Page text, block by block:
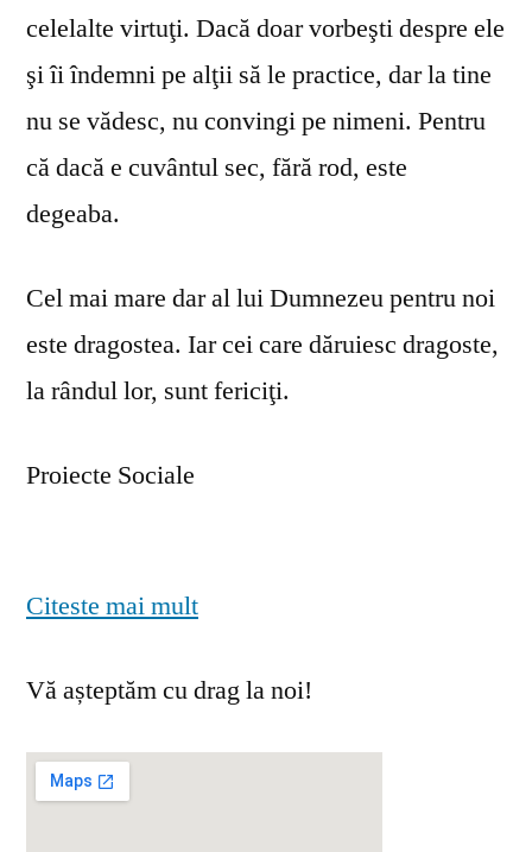
celelalte virtuţi. Dacă doar vorbeşti despre ele
şi îi îndemni pe alţii să le practice, dar la tine
nu se vă­desc, nu convingi pe nimeni. Pentru
că dacă e cuvântul sec, fără rod, este
degeaba.
Cel mai mare dar al lui Dumnezeu pentru noi
este dragostea. Iar cei care dăruiesc dragoste,
la rândul lor, sunt fericiţi.
Proiecte Sociale
Citeste mai mult
Vă așteptăm cu drag la noi!